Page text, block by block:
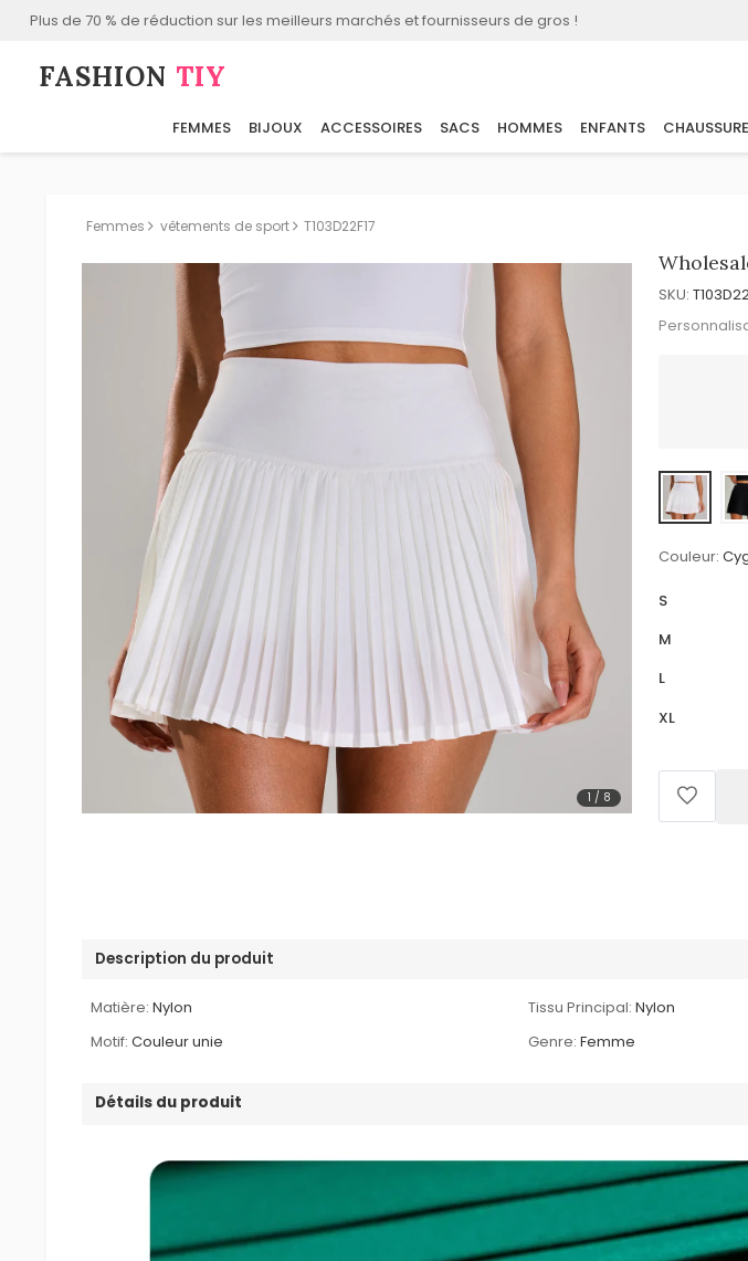
Plus de 70 % de réduction sur les meilleurs marchés et fournisseurs de gros !
FASHION⁠ TIY
FEMMES BIJOUX ACCESSOIRES SACS HOMMES ENFANTS
Femmes vêtements de sport T103D22F17
1 / 8
SKU:
Couleur:
S
M
L
XL
Description du produit
Matière: Nylon Tissu Principal: Nylon
Motif: Couleur unie Genre: Femme
Détails du produit